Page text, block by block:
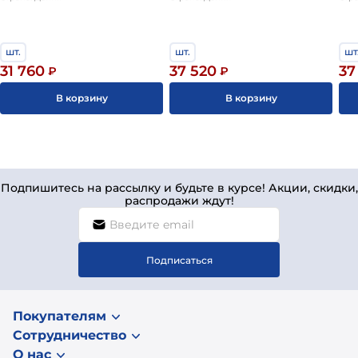
шт.
31 760 ₽
В корзину
шт.
37 520 ₽
В корзину
Подпишитесь на рассылку и будьте в курсе! Акции, скидки,
распродажи ждут!
Подписаться
Покупателям
Сотрудничество
О нас